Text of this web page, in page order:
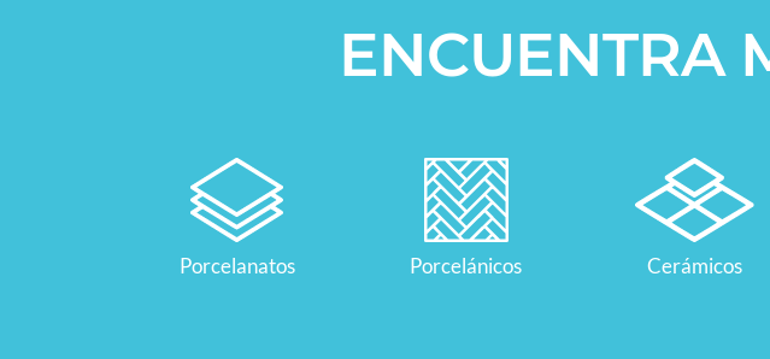
ENCUENTRA
Porcelanatos Porcelánicos Cerámicos